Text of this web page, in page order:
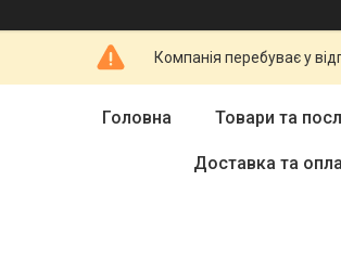
Компанія перебуває у
Головна Товари та
Доставка та